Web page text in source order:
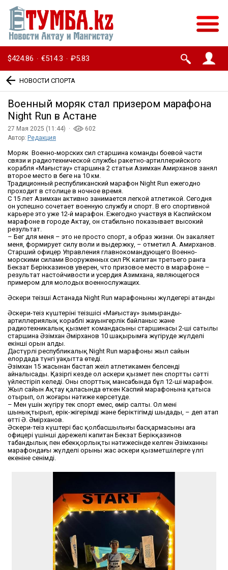
$424.86 · €514.3 · ₽5.83
НОВОСТИ СПОРТА
Военный моряк стал призером марафона
Night Run в Астане
27 Мая 2025 (11:44) ·
602
Автор: Редакция
Моряк Военно-морских сил старшина команды боевой части
связи и радиотехнической службы ракетно-артиллерийского
корабля «Маңғыстау» старшина 2 статьи Азимхан Амирханов занял
второе место в беге на 10 км.
Традиционный республиканский марафон Night Run ежегодно
проходит в столице в ночное время.
С 15 лет Азимхан активно занимается легкой атлетикой. Сегодня
он успешно сочетает военную службу и спорт. В его спортивной
карьере это уже 12-й марафон. Ежегодно участвуя в Каспийском
марафоне в городе Актау, он стабильно показывает высокий
результат.
– Бег для меня – это не просто спорт, а образ жизни. Он закаляет
меня, формирует силу воли и выдержку, – отметил А. Амирханов.
Старший офицер Управления главнокомандующего Военно-
морскими силами Вооруженных сил РК капитан третьего ранга
Бекзат Берікказинов уверен, что призовое место в марафоне –
результат настойчивости и усердия Азимхана, являющегося
примером для молодых военнослужащих.
Әскери теңізші Астанада Night Run марафонының жүлдегері атанды
Әскери-теңіз күштерінің теңізшісі «Маңғыстау» зымыранды-
артиллериялық кораблі жауынгерлік байланыс және
радиотехникалық қызмет командасының старшинасы 2-ші сатылы
старшина Әзімхан Әмірханов 10 шақырымға жүгіруде жүлделі
екінші орын алды.
Дәстүрлі республикалық Night Run марафоны жыл сайын
елордада түнгі уақытта өтеді.
Әзімхан 15 жасынан бастап жеңіл атлетикамен белсенді
айналысады. Қазіргі кезде ол әскери қызмет пен спортты сәтті
үйлестіріп келеді. Оның спорттық мансабында бұл 12-ші марафон.
Жыл сайын Ақтау қаласында өткен Каспий марафонына қатыса
отырып, ол жоғары нәтиже көрсетуде.
– Мен үшін жүгіру тек спорт емес, өмір салты. Ол мені
шынықтырып, ерік-жігерімді және беріктігімді шыңдады, – деп атап
өтті Ә. Әмірханов.
Әскери-теңіз күштері бас қолбасшылығы басқармасының аға
офицері үшінші дәрежелі капитан Бекзат Берікқазинов
табандылық пен еңбекқорлықтың нәтижесінде келген Әзімханның
марафондағы жүлделі орыны жас әскери қызметшілерге үлгі
екеніне сенімді.